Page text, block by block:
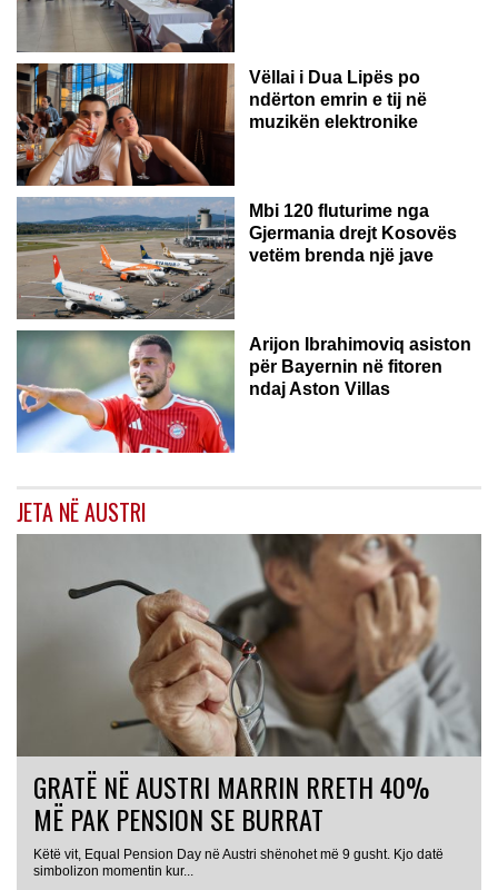
Vëllai i Dua Lipës po
ndërton emrin e tij në
muzikën elektronike
GJERMANI
Mbi 120 fluturime nga
Gjermania drejt Kosovës
vetëm brenda një jave
Arijon Ibrahimoviq asiston
për Bayernin në fitoren
ndaj Aston Villas
JETA NË AUSTRI
GRATË NË AUSTRI MARRIN RRETH 40%
MË PAK PENSION SE BURRAT
Këtë vit, Equal Pension Day në Austri shënohet më 9 gusht. Kjo datë
simbolizon momentin kur...